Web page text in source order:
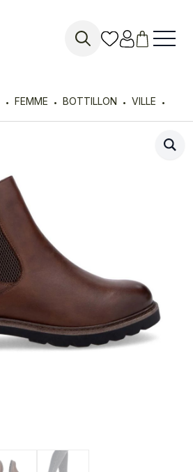
FEMME BOTTILLON
VILLE